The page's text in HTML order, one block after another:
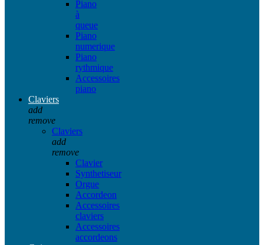
Piano
à
queue
Piano
numerique
Piano
rythmique
Accessoires
piano
Claviers
add
remove
Claviers
add
remove
Clavier
Synthetiseur
Orgue
Accordeon
Accessoires
claviers
Accessoires
accordeons